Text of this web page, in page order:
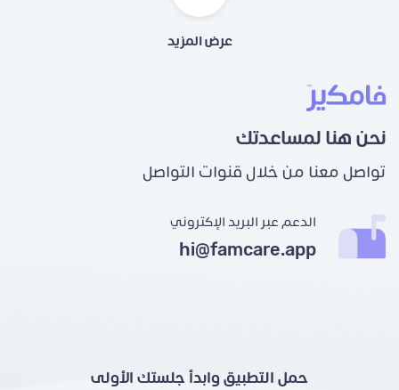
عرض المزيد
نحن هنا لمساعدتك
تواصل معنا من خلال قنوات التواصل
الدعم عبر البريد الإكتروني
hi@famcare.app
حمل التطبيق وابدأ جلستك الأولى